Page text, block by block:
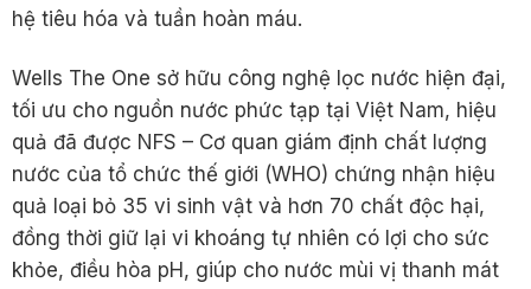
hệ tiêu hóa và tuần hoàn máu.
Wells The One sở hữu công nghệ lọc nước hiện đại,
tối ưu cho nguồn nước phức tạp tại Việt Nam, hiệu
quả đã được NFS – Cơ quan giám định chất lượng
nước của tổ chức thế giới (WHO) chứng nhận hiệu
quả loại bỏ 35 vi sinh vật và hơn 70 chất độc hại,
đồng thời giữ lại vi khoáng tự nhiên có lợi cho sức
khỏe, điều hòa pH, giúp cho nước mùi vị thanh mát